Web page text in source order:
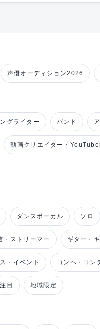
声優オーディション2026
グライター バンド
動画クリエイター・
ダンスボーカル ソロ
・ストリーマー ギター・
・イベント コンペ・コン
注目 地域限定